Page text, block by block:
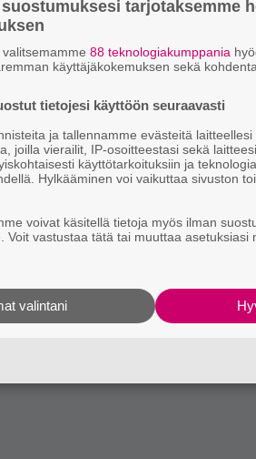
Letter Questinuusioversiolla sekä
ensimmäistä päivästä lähtien.
tarjotaksemme
88 teknologiakumppania
käyttäjäkokemuksen sekä
tietojesi käyttöön seuraavasti
ja tallennamme evästeitä
joilla vierailit, IP-osoitteestasi sekä
käyttötarkoituksiin ja
Hylkääminen voi vaikuttaa sivuston
voivat käsitellä tietoja myös ilman
Voit vastustaa tätä tai muuttaa asetuksiasi
valintani